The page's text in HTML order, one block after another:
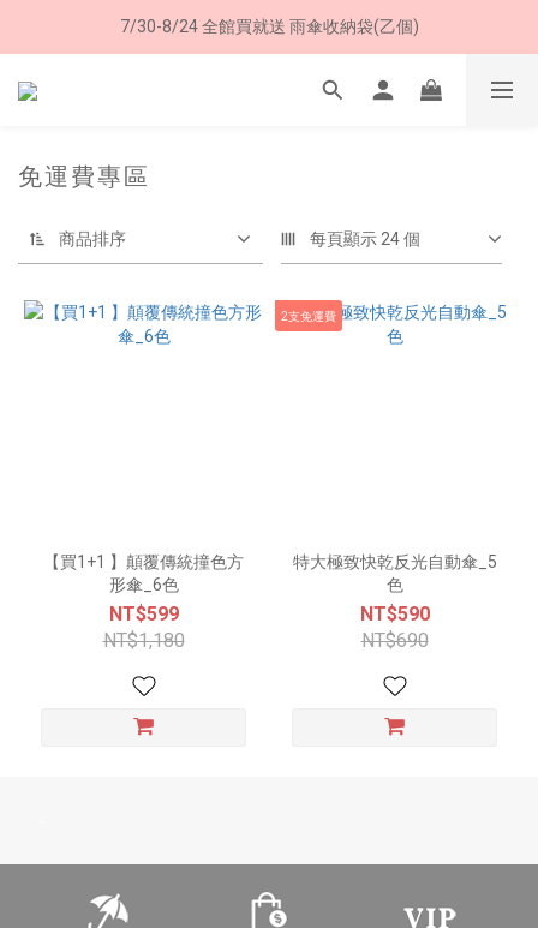
8/8 父親節限定 超商取貨免運費
7/30-8/24 全館買就送 雨傘收納袋(乙個)
8/8 父親節限定 超商取貨免運費
免運費專區
商品排序 每頁顯示 24 個
【買1+1 】顛覆傳統撞色方
形傘_6色
NT$599
NT$1,180
2支免運費
特大極致快乾反光自動傘_5
色
NT$590
NT$690